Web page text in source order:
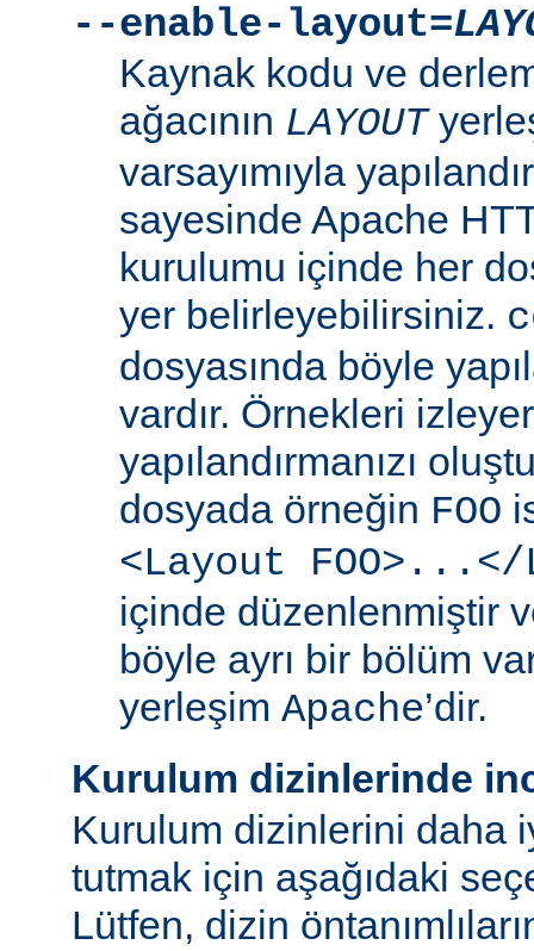
--enable-layout=
Kaynak kodu ve
ağacının LAYOUT
varsayımıyla
sayesinde Apache
kurulumu içinde her
yer belirleyebilirsiniz.
dosyasında böyle
vardır. Örnekleri
yapılandırmanızı
dosyada örneğin FOO
<Layout FOO>...</
içinde düzenlenmiştir
böyle ayrı bir bölüm
yerleşim Apache’dir.
Kurulum dizinlerinde
Kurulum dizinlerini daha
tutmak için aşağıdaki
Lütfen, dizin